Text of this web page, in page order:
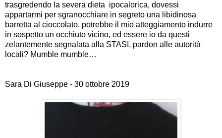
trasgredendo la severa dieta ipocalorica, dovessi
appartarmi per sgranocchiare in segreto una libidinosa
barretta al cioccolato, potrebbe il mio atteggiamento indurre
in sospetto un occhiuto vicino, ed essere io da questi
zelantemente segnalata alla STASI, pardon alle autorità
locali? Mumble mumble…
Sara Di Giuseppe - 30 ottobre 2019